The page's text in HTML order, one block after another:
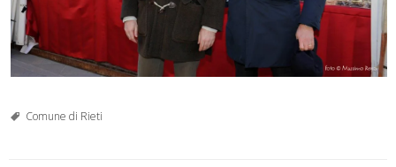
Comune di Rieti